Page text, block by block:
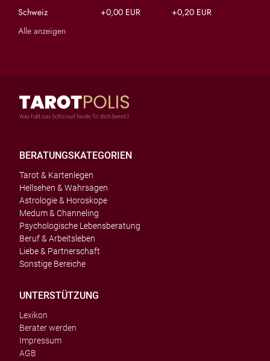
Schweiz
+0,00 EUR
+0,20 EUR
Alle anzeigen
BERATUNGSKATEGORIEN
Tarot & Kartenlegen
Hellsehen & Wahrsagen
Astrologie & Horoskope
Medum & Channeling
Psychologische Lebensberatung
Beruf & Arbeitsleben
Liebe & Partnerschaft
Sonstige Bereiche
UNTERSTÜTZUNG
Lexikon
Berater werden
Impressum
AGB